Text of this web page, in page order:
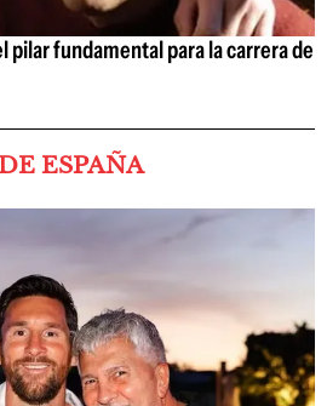
pilar fundamental para la carrera de
ESPAÑA